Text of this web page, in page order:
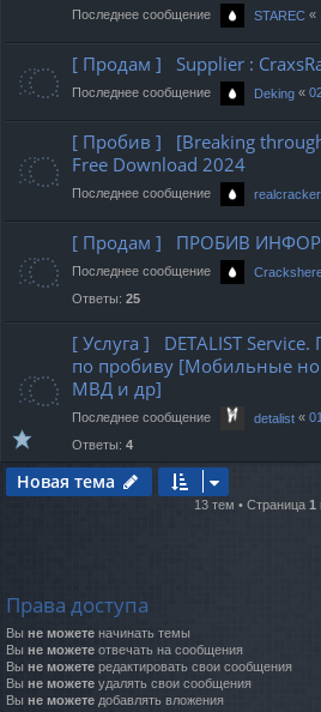
Последнее сообщение STAREC «
[ Продам ] Supplier :
Последнее сообщение Deking «
[ Пробив ] [Breaking
Free Download 2024
Последнее сообщение
[ Продам ] ПРОБИВ
Последнее сообщение
Ответы: 25
[ Услуга ] DETALIST
по пробиву [Мобильные
МВД и др]
Последнее сообщение detalist «
Ответы: 4
Новая тема
13 тем • Страница 1
Права доступа
Вы не можете начинать темы
Вы не можете отвечать на сообщения
Вы не можете редактировать свои сообщения
Вы не можете удалять свои сообщения
Вы не можете добавлять вложения